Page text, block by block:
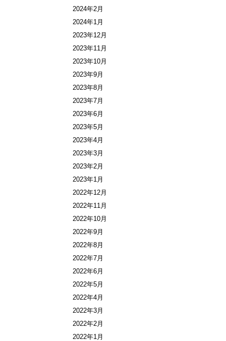
2024年2月
2024年1月
2023年12月
2023年11月
2023年10月
2023年9月
2023年8月
2023年7月
2023年6月
2023年5月
2023年4月
2023年3月
2023年2月
2023年1月
2022年12月
2022年11月
2022年10月
2022年9月
2022年8月
2022年7月
2022年6月
2022年5月
2022年4月
2022年3月
2022年2月
2022年1月